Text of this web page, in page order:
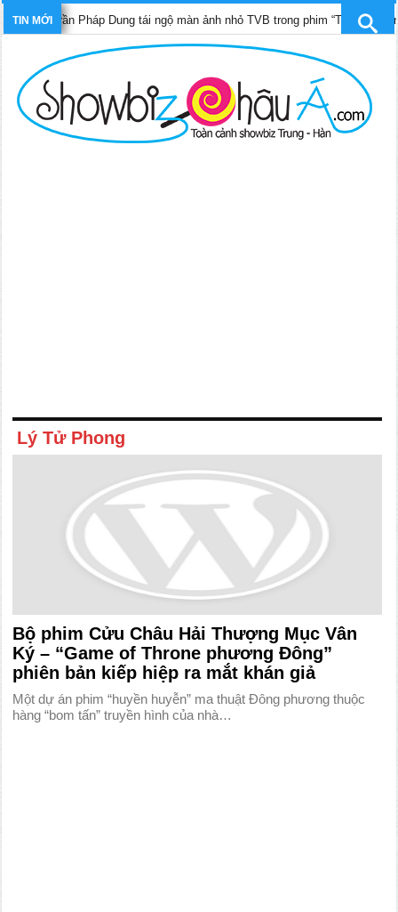
TIN MỚI
Di, Trần Pháp Dung tái ngộ màn ảnh nhỏ TVB trong phim “Trinh sát hình sự
Lý Tử Phong
Bộ phim Cửu Châu Hải Thượng Mục Vân
Ký – “Game of Throne phương Đông”
phiên bản kiếp hiệp ra mắt khán giả
Một dự án phim “huyền huyễn” ma thuật Đông phương thuộc
hàng “bom tấn” truyền hình của nhà…